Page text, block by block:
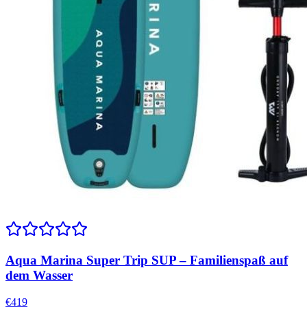
Aqua Marina Super Trip SUP – Familienspaß auf
dem Wasser
€419